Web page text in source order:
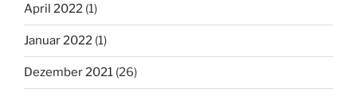
April 2022 (1)
Januar 2022 (1)
Dezember 2021 (26)